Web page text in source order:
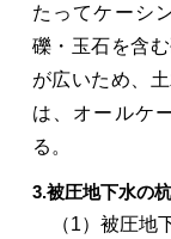
たってケーシ
礫・玉石を含
が広いため、
は、オールケ
る。
3.被圧地下水の
（1）被圧地